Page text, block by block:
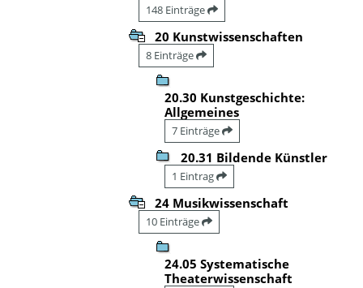
148 Einträge
20 Kunstwissenschaften
8 Einträge
20.30 Kunstgeschichte:
Allgemeines
7 Einträge
20.31 Bildende Künstler
1 Eintrag
24 Musikwissenschaft
10 Einträge
24.05 Systematische
Theaterwissenschaft